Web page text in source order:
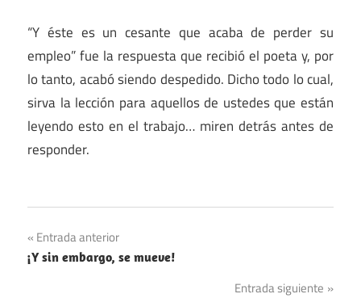
“Y éste es un cesante que acaba de perder su
empleo” fue la respuesta que recibió el poeta y, por
lo tanto, acabó siendo despedido. Dicho todo lo cual,
sirva la lección para aquellos de ustedes que están
leyendo esto en el trabajo… miren detrás antes de
responder.
Navegación
de
Entrada anterior
¡Y sin embargo, se mueve!
Entrada siguiente